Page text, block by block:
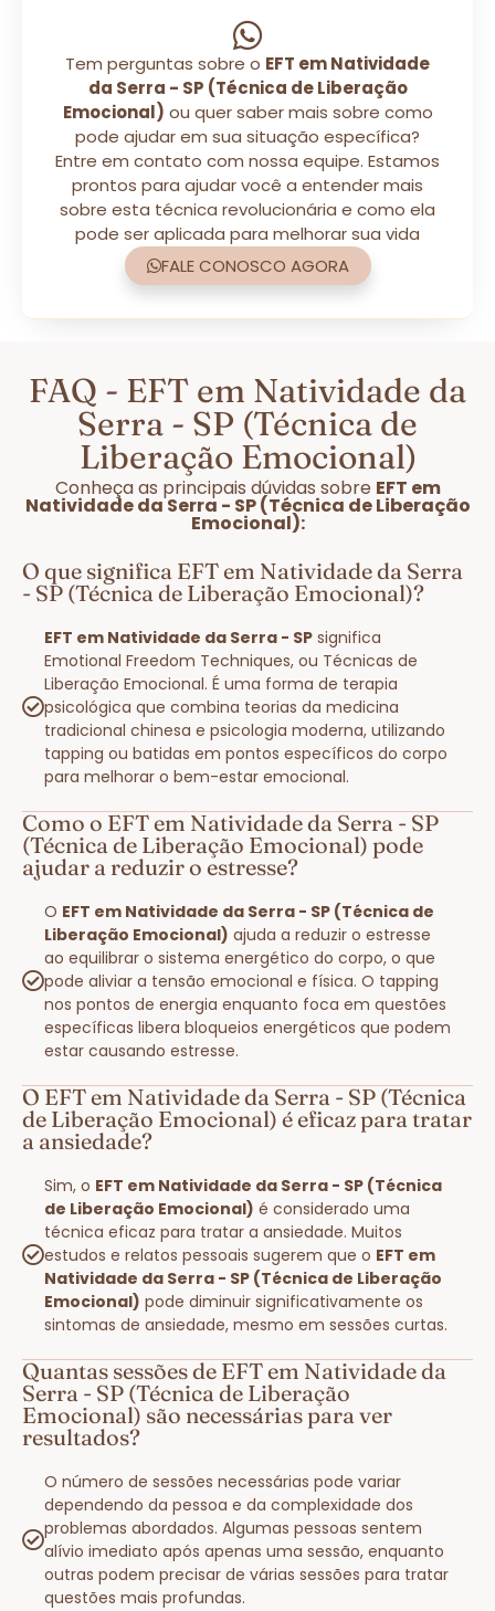
Tem perguntas sobre o EFT em Natividade
da Serra - SP (Técnica de Liberação
Emocional) ou quer saber mais sobre como
pode ajudar em sua situação específica?
Entre em contato com nossa equipe. Estamos
prontos para ajudar você a entender mais
sobre esta técnica revolucionária e como ela
pode ser aplicada para melhorar sua vida
FALE CONOSCO AGORA
FAQ - EFT em Natividade da
Serra - SP (Técnica de
Liberação Emocional)
Conheça as principais dúvidas sobre EFT em
Natividade da Serra - SP (Técnica de Liberação
Emocional):
O que significa EFT em Natividade da Serra
- SP (Técnica de Liberação Emocional)?
EFT em Natividade da Serra - SP significa
Emotional Freedom Techniques, ou Técnicas de
Liberação Emocional. É uma forma de terapia
psicológica que combina teorias da medicina
tradicional chinesa e psicologia moderna, utilizando
tapping ou batidas em pontos específicos do corpo
para melhorar o bem-estar emocional.
Como o EFT em Natividade da Serra - SP
(Técnica de Liberação Emocional) pode
ajudar a reduzir o estresse?
O EFT em Natividade da Serra - SP (Técnica de
Liberação Emocional) ajuda a reduzir o estresse
ao equilibrar o sistema energético do corpo, o que
pode aliviar a tensão emocional e física. O tapping
nos pontos de energia enquanto foca em questões
específicas libera bloqueios energéticos que podem
estar causando estresse.
O EFT em Natividade da Serra - SP (Técnica
de Liberação Emocional) é eficaz para tratar
a ansiedade?
Sim, o EFT em Natividade da Serra - SP (Técnica
de Liberação Emocional) é considerado uma
técnica eficaz para tratar a ansiedade. Muitos
estudos e relatos pessoais sugerem que o EFT em
Natividade da Serra - SP (Técnica de Liberação
Emocional) pode diminuir significativamente os
sintomas de ansiedade, mesmo em sessões curtas.
Quantas sessões de EFT em Natividade da
Serra - SP (Técnica de Liberação
Emocional) são necessárias para ver
resultados?
O número de sessões necessárias pode variar
dependendo da pessoa e da complexidade dos
problemas abordados. Algumas pessoas sentem
alívio imediato após apenas uma sessão, enquanto
outras podem precisar de várias sessões para tratar
questões mais profundas.